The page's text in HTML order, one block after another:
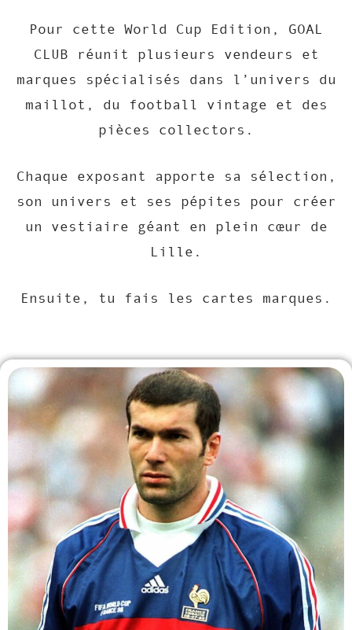
Pour cette World Cup Edition, GOAL
CLUB réunit plusieurs vendeurs et
marques spécialisés dans l’univers du
maillot, du football vintage et des
pièces collectors.
Chaque exposant apporte sa sélection,
son univers et ses pépites pour créer
un vestiaire géant en plein cœur de
Lille.
Ensuite, tu fais les cartes marques.